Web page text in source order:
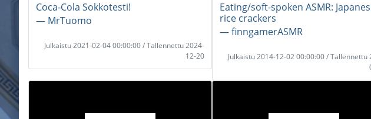
Coca-Cola Sokkotesti!
― MrTuomo
Julkaistu 2021-02-04 00:00:00 / Tallennettu 2024-
12-20
Eating/soft-spoken ASMR:
rice crackers
― finngamerASMR
Julkaistu 2014-12-02 00:00:00 / Tallennettu